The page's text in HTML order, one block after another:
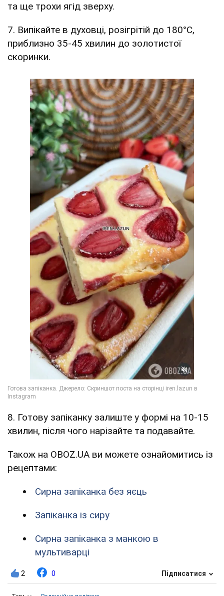
та ще трохи ягід зверху.
7. Випікайте в духовці, розігрітій до 180°C,
приблизно 35-45 хвилин до золотистої
скоринки.
8. Готову запіканку залиште у формі на 10-15
хвилин, після чого нарізайте та подавайте.
Також на OBOZ.UA ви можете ознайомитись із
рецептами:
Сирна запіканка без яєць
Запіканка із сиру
Сирна запіканка з манкою в
мультиварці
2 0 Підписатися